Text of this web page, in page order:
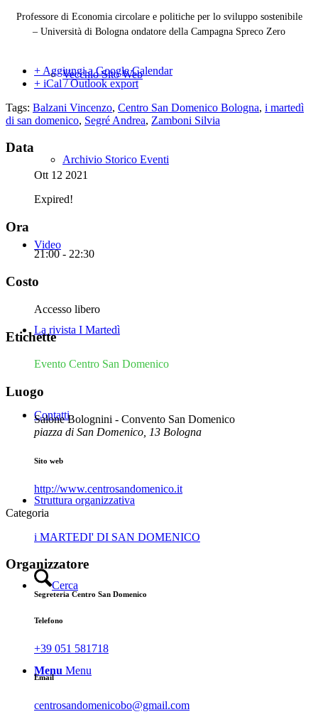
Vecchio Sito Web
Archivio Storico Eventi
Video
La rivista I Martedì
Contatti
Struttura organizzativa
Cerca
Menu Menu
Professore di Economia circolare e politiche per lo sviluppo sostenibile
– Università di Bologna ondatore della Campagna Spreco Zero
+ Aggiungi a Google Calendar
+ iCal / Outlook export
Tags: Balzani Vincenzo, Centro San Domenico Bologna, i martedì
di san domenico, Segré Andrea, Zamboni Silvia
Data
Ott 12 2021
Expired!
Ora
21:00 - 22:30
Costo
Accesso libero
Etichette
Evento Centro San Domenico
Luogo
Salone Bolognini - Convento San Domenico
piazza di San Domenico, 13 Bologna
Sito web
http://www.centrosandomenico.it
Categoria
i MARTEDI' DI SAN DOMENICO
Organizzatore
Segreteria Centro San Domenico
Telefono
+39 051 581718
Email
centrosandomenicobo@gmail.com